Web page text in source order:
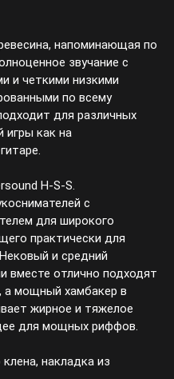
напоминающая по
звучание с
и четкими низкими
по всему
для различных
игры как на
H-S-S.
с
для широкого
практически для
и средний
вместе отлично подходят
а мощный хамбакер в
жирное и тяжелое
для мощных риффов.
накладка из